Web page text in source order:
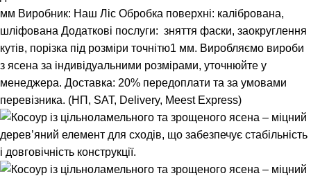
мм Виробник: Наш Ліс Обробка поверхні: калібрована,
шліфована Додаткові послуги: зняття фаски, заокруглення
кутів, порізка під розміри точнітю1 мм. Виробляємо вироби
з ясена за індивідуальними розмірами, уточнюйте у
менеджера. Доставка: 20% передоплати та за умовами
перевізника. (НП, SAT, Delivery, Meest Express)